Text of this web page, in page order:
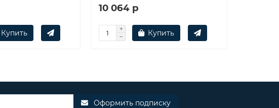
Купить
10 064 р
Купить
Оформить подписку